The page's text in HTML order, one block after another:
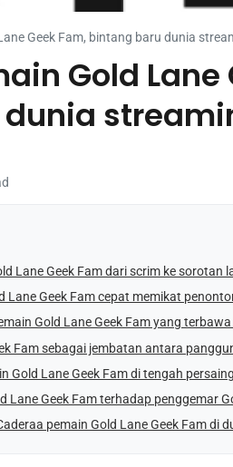
Geek Fam, bintang baru dunia
Gold Lane
Lane Geek Fam dari scrim ke sorotan
Lane Geek Fam cepat memikat
Gold Lane Geek Fam yang
Fam sebagai jembatan antara
Gold Lane Geek Fam di tengah
Lane Geek Fam terhadap penggemar
pemain Gold Lane Geek Fam di